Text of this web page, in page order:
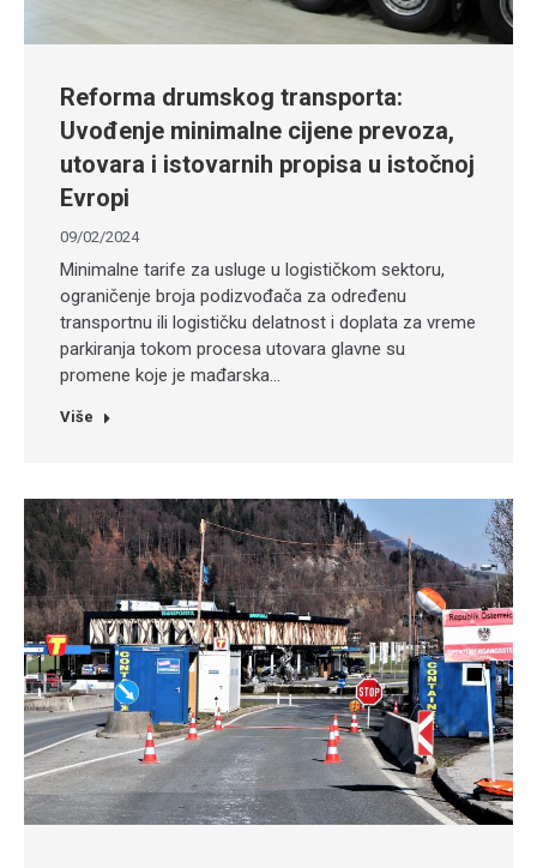
Reforma drumskog transporta:
Uvođenje minimalne cijene prevoza,
utovara i istovarnih propisa u istočnoj
Evropi
09/02/2024
Minimalne tarife za usluge u logističkom sektoru,
ograničenje broja podizvođača za određenu
transportnu ili logističku delatnost i doplata za vreme
parkiranja tokom procesa utovara glavne su
promene koje je mađarska…
Više